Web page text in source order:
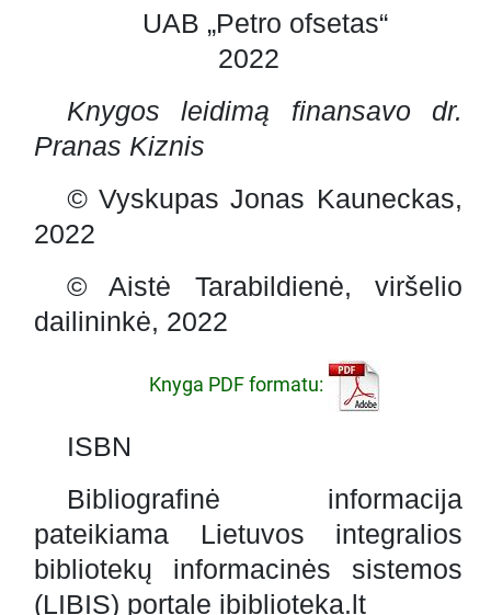
UAB „Petro ofsetas“
2022
Knygos leidimą finansavo dr.
Pranas Kiznis
©Vyskupas Jonas Kauneckas,
2022
© Aistė Tarabildienė, viršelio
dailininkė, 2022
Knyga PDF formatu:
ISBN
Bibliografinė informacija
pateikiama Lietuvos integralios
bibliotekų informacinės sistemos
(LIBIS) portale ibiblioteka.lt